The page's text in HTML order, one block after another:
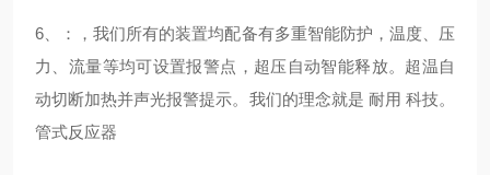
6、：，我们所有的装置均配备有多重智能防护，温度、压
力、流量等均可设置报警点，超压自动智能释放。超温自
动切断加热并声光报警提示。我们的理念就是 耐用 科技。
管式反应器